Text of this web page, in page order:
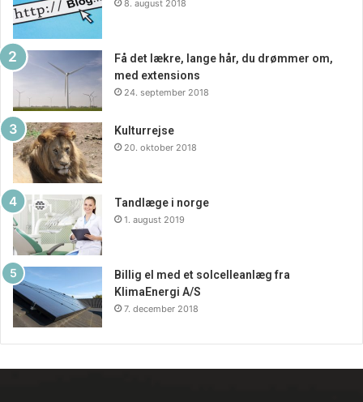
8. august 2018
Få det lækre, lange hår, du drømmer om,
med extensions
24. september 2018
Kulturrejse
20. oktober 2018
Tandlæge i norge
1. august 2019
Billig el med et solcelleanlæg fra
KlimaEnergi A/S
7. december 2018